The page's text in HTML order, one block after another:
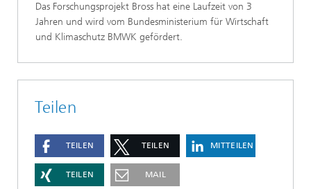
Das Forschungsprojekt Bross hat eine Laufzeit von 3
Jahren und wird vom Bundesministerium für Wirtschaft
und Klimaschutz BMWK gefördert.
Teilen
TEILEN TEILEN MITTEILEN
TEILEN MAIL